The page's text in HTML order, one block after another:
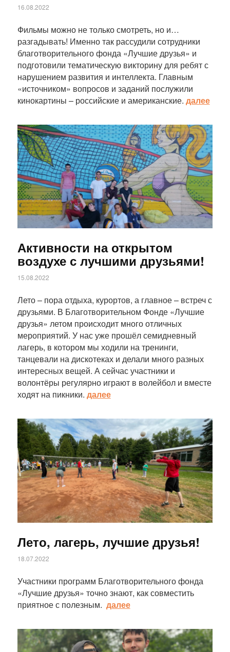
16.08.2022
Фильмы можно не только смотреть, но и…
разгадывать! Именно так рассудили сотрудники
благотворительного фонда «Лучшие друзья» и
подготовили тематическую викторину для ребят с
нарушением развития и интеллекта. Главным
«источником» вопросов и заданий послужили
кинокартины – российские и американские. далее
Статья
Активности на открытом
воздухе с лучшими друзьями!
15.08.2022
Лето – пора отдыха, курортов, а главное – встреч с
друзьями. В Благотворительном Фонде «Лучшие
друзья» летом происходит много отличных
мероприятий. У нас уже прошёл семидневный
лагерь, в котором мы ходили на тренинги,
танцевали на дискотеках и делали много разных
интересных вещей. А сейчас участники и
волонтёры регулярно играют в волейбол и вместе
ходят на пикники. далее
Статья
Лето, лагерь, лучшие друзья!
18.07.2022
Участники программ Благотворительного фонда
«Лучшие друзья» точно знают, как совместить
приятное с полезным. далее
Статья